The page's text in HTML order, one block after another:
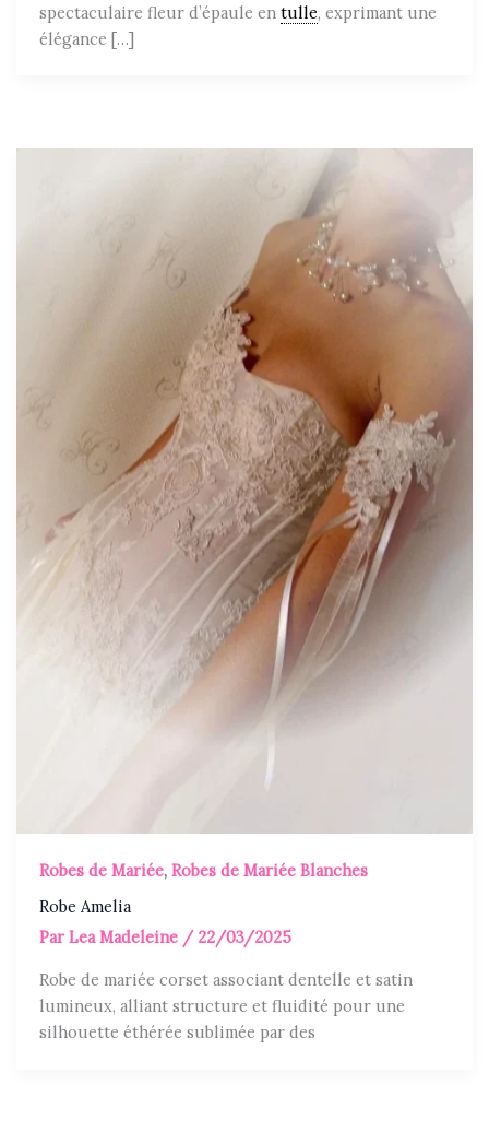
spectaculaire fleur d’épaule entulle, exprimant une
élégance […]
Robes de Mariée,Robes de Mariée Blanches
Robe Amelia
ParLea Madeleine / 22/03/2025
Robe de mariée corset associant dentelle et satin
lumineux, alliant structure et fluidité pour une
silhouette éthérée sublimée par des